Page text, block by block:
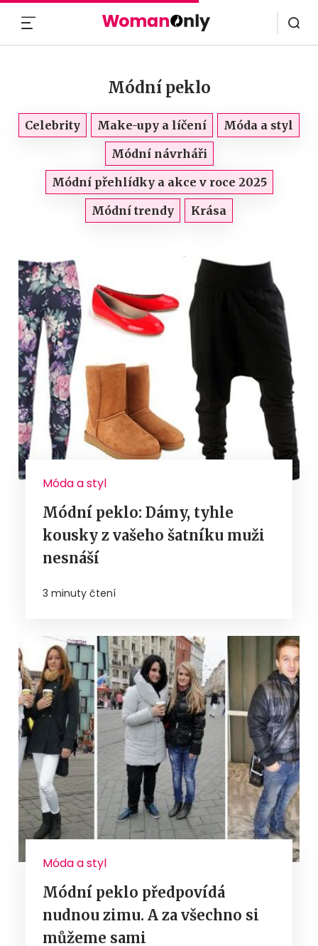
Módní peklo
Celebrity Make-upy a líčení
Móda a styl
Módní návrháři
Módní přehlídky a akce v roce 2025
Módní trendy
Krása
Móda a styl
Módní peklo: Dámy, tyhle
kousky z vašeho šatníku muži
nesnáší
3 minuty čtení
Móda a styl
Módní peklo předpovídá
nudnou zimu. A za všechno si
můžeme sami